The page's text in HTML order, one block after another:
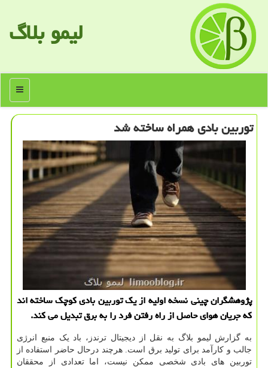
لیمو بلاگ
منو
توربین بادی همراه ساخته شد
پژوهشگران چینی نسخه اولیه از یك توربین بادی كوچك ساخته اند
كه جریان هوای حاصل از راه رفتن فرد را به برق تبدیل می كند.
به گزارش لیمو بلاگ به نقل از دیجیتال ترندز، باد یک منبع انرژی
جالب و کارآمد برای تولید برق است. هرچند درحال حاضر استفاده از
توربین های بادی شخصی ممکن نیست، اما تعدادی از محققان